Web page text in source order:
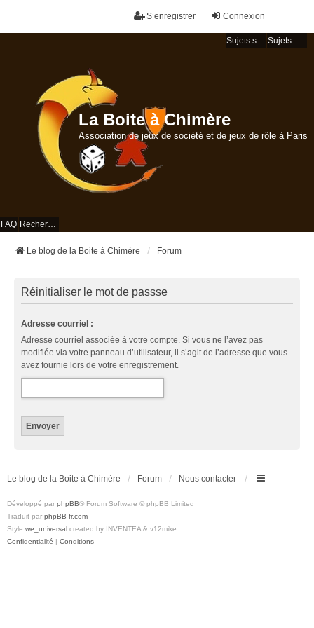
Connexion
S’enregistrer
Sujets sans réponse Sujets actifs
La Boite à Chimère
Association de jeux de société et de jeux de rôle à Paris
FAQ Rechercher
Le blog de la Boite à Chimère Forum
Réinitialiser le mot de passse
Adresse courriel :
Adresse courriel associée à votre compte. Si vous ne l’avez pas
modifiée via votre panneau d’utilisateur, il s’agit de l’adresse que vous
avez fournie lors de votre enregistrement.
Le blog de la Boite à Chimère Forum Nous contacter
Développé par phpBB® Forum Software © phpBB Limited
Traduit par phpBB-fr.com
Style we_universal created by INVENTEA & v12mike
Confidentialité | Conditions